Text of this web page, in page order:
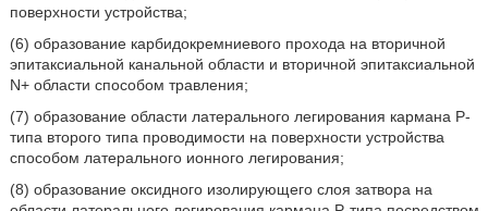
поверхности устройства;
(6) образование карбидокремниевого прохода на вторичной
эпитаксиальной канальной области и вторичной эпитаксиальной
N+ области способом травления;
(7) образование области латерального легирования кармана Р-
типа второго типа проводимости на поверхности устройства
способом латерального ионного легирования;
(8) образование оксидного изолирующего слоя затвора на